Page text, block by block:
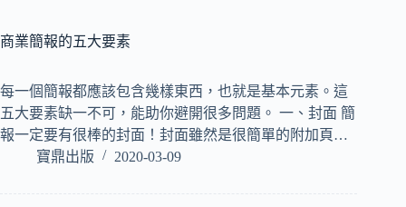
商業簡報的五大要素
每一個簡報都應該包含幾樣東西，也就是基本元素。這
五大要素缺一不可，能助你避開很多問題。 一、封面 簡
報一定要有很棒的封面！封面雖然是很簡單的附加頁…
寶鼎出版
2020-03-09